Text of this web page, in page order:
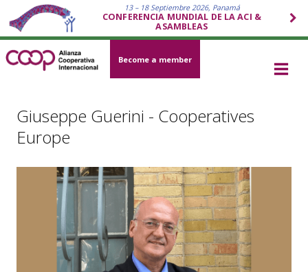
13 – 18 Septiembre 2026, Panamá
CONFERENCIA MUNDIAL DE LA ACI &
ASAMBLEAS
Become a member
Giuseppe Guerini - Cooperatives
Europe